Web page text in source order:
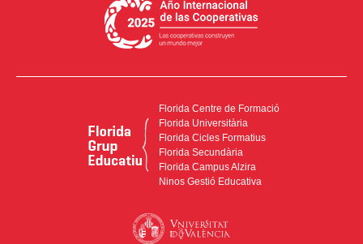
Florida Centre de Formació
Florida Universitària
Florida Cicles Formatius
Florida Secundària
Florida Campus Alzira
Ninos Gestió Educativa